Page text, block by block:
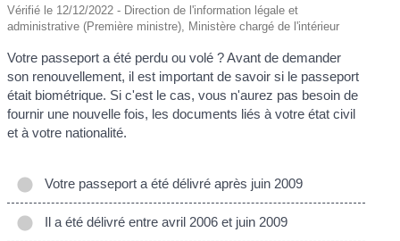
Vérifié le 12/12/2022 - Direction de l'information légale et
administrative (Première ministre), Ministère chargé de l'intérieur
Votre passeport a été perdu ou volé ? Avant de demander
son renouvellement, il est important de savoir si le passeport
était biométrique. Si c'est le cas, vous n'aurez pas besoin de
fournir une nouvelle fois, les documents liés à votre état civil
et à votre nationalité.
Votre passeport a été délivré après juin 2009
Il a été délivré entre avril 2006 et juin 2009